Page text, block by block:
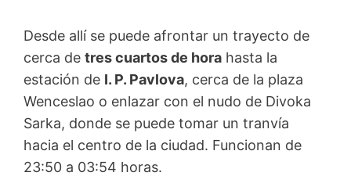
Desde allí se puede afrontar un trayecto de
cerca de tres cuartos de hora hasta la
estación de I. P. Pavlova, cerca de la plaza
Wenceslao o enlazar con el nudo de Divoka
Sarka, donde se puede tomar un tranvía
hacia el centro de la ciudad. Funcionan de
23:50 a 03:54 horas.